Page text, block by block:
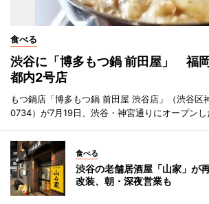
食べる
渋谷に「博多もつ鍋 前田屋」 福
都内2号店
もつ鍋店「博多もつ鍋 前田屋 渋谷店」（渋谷
0734）が7月19日、渋谷・神宮通りにオープンし
食べる
渋谷の老舗居酒屋「山家」が
改装、朝・深夜営業も